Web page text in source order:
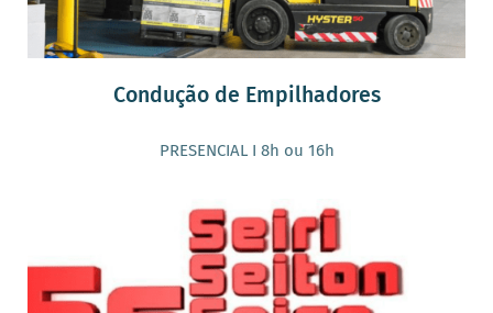
Condução de Empilhadores
PRESENCIAL I 8h ou 16h